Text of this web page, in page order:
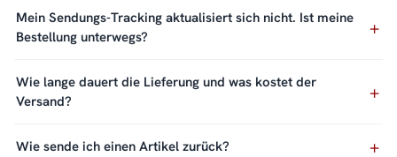
Mein Sendungs-Tracking aktualisiert sich nicht. Ist meine
Bestellung unterwegs?
Wie lange dauert die Lieferung und was kostet der
Versand?
Wie sende ich einen Artikel zurück?